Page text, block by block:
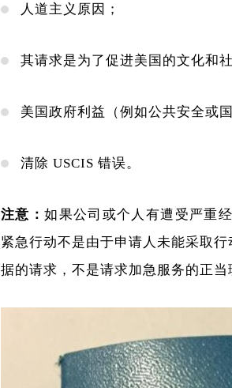
人道主义原因；
其请求是为了促进美国的文化和
美国政府利益（例如公共安全或
清除 USCIS 错误。
注意：如果公司或个人有遭受严重
紧急行动不是由于申请人未能采取
据的请求，不是请求加急服务的正当